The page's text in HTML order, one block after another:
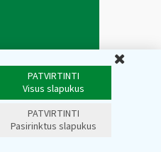
PATVIRTINTI
Visus slapukus
PATVIRTINTI
Pasirinktus slapukus